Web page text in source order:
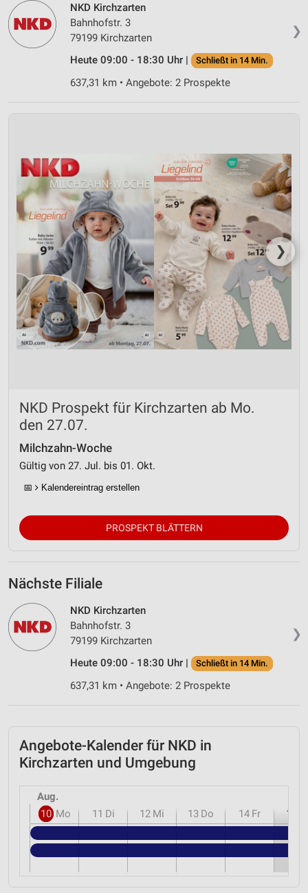
❯
NKD Kirchzarten
Bahnhofstr. 3
79199 Kirchzarten
Heute 09:00 - 18:30 Uhr |
Schließt in 14 Min.
637,31 km • Angebote: 2 Prospekte
❯
NKD Prospekt für Kirchzarten ab Mo.
den 27.07.
Milchzahn-Woche
Gültig von 27. Jul. bis 01. Okt.
📅 Kalendereintrag erstellen
PROSPEKT BLÄTTERN
Nächste Filiale
❯
NKD Kirchzarten
Bahnhofstr. 3
79199 Kirchzarten
Heute 09:00 - 18:30 Uhr |
Schließt in 14 Min.
637,31 km • Angebote: 2 Prospekte
Angebote-Kalender für NKD in
Kirchzarten und Umgebung
Aug.
10 Mo 11 Di 12 Mi 13 Do 14 Fr 15